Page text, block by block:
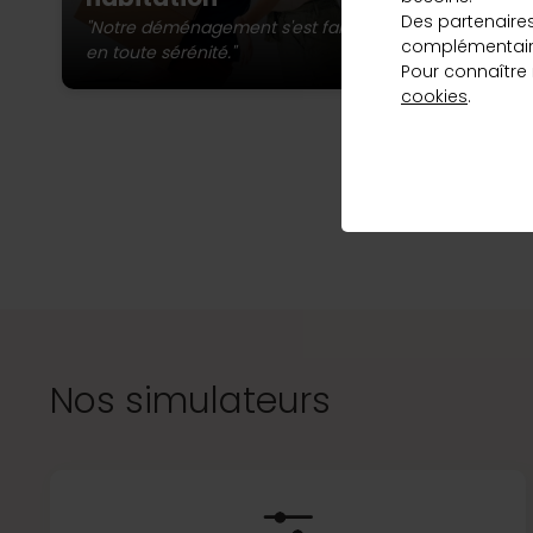
qui correspond
à vos besoins
et au meilleur
"Notre déménagement s'est fait
en toute sérénité."
Nos simulateurs
Des
Pour
cookies.